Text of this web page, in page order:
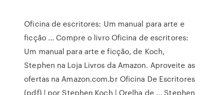
Oficina de escritores: Um manual para arte e
ficção ... Compre o livro Oficina de escritores:
Um manual para arte e ficção, de Koch,
Stephen na Loja Livros da Amazon. Aproveite as
ofertas na Amazon.com.br Oficina De Escritores
(pdf) | por Stephen Koch | Orelha de ... Stephen